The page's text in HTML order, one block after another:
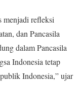
menjadi refleksi
dan Pancasila
dalam Pancasila
Indonesia tetap
Indonesia,” ujar